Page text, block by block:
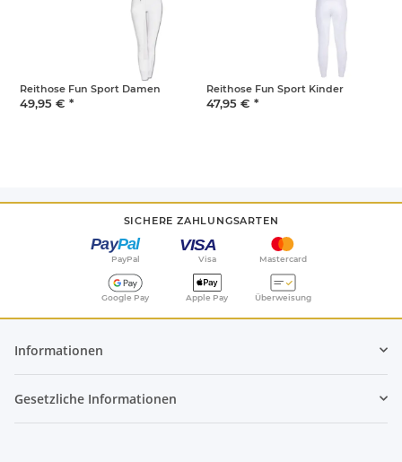
Reithose Fun Sport Damen
49,95 € *
Reithose Fun Sport Kinder
47,95 € *
SICHERE ZAHLUNGSARTEN
PayPal Visa Mastercard
Google Pay Apple Pay Überweisung
Informationen
Gesetzliche Informationen